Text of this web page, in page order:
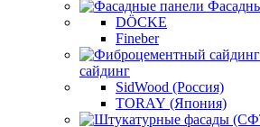
DÖCKE
Fineber
сайдинг
SidWood (Россия)
TORAY (Япония)